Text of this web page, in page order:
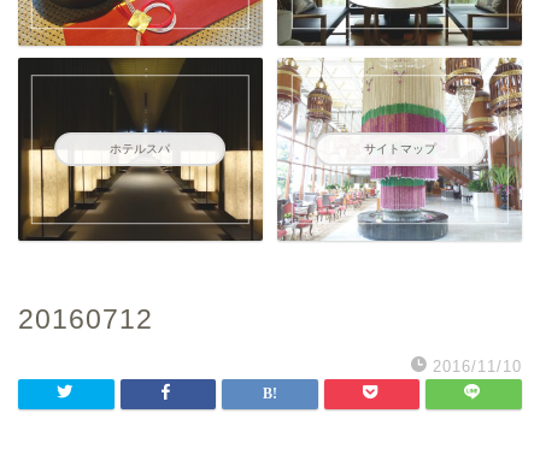
ホテルスパ サイトマップ
20160712
2016/11/10